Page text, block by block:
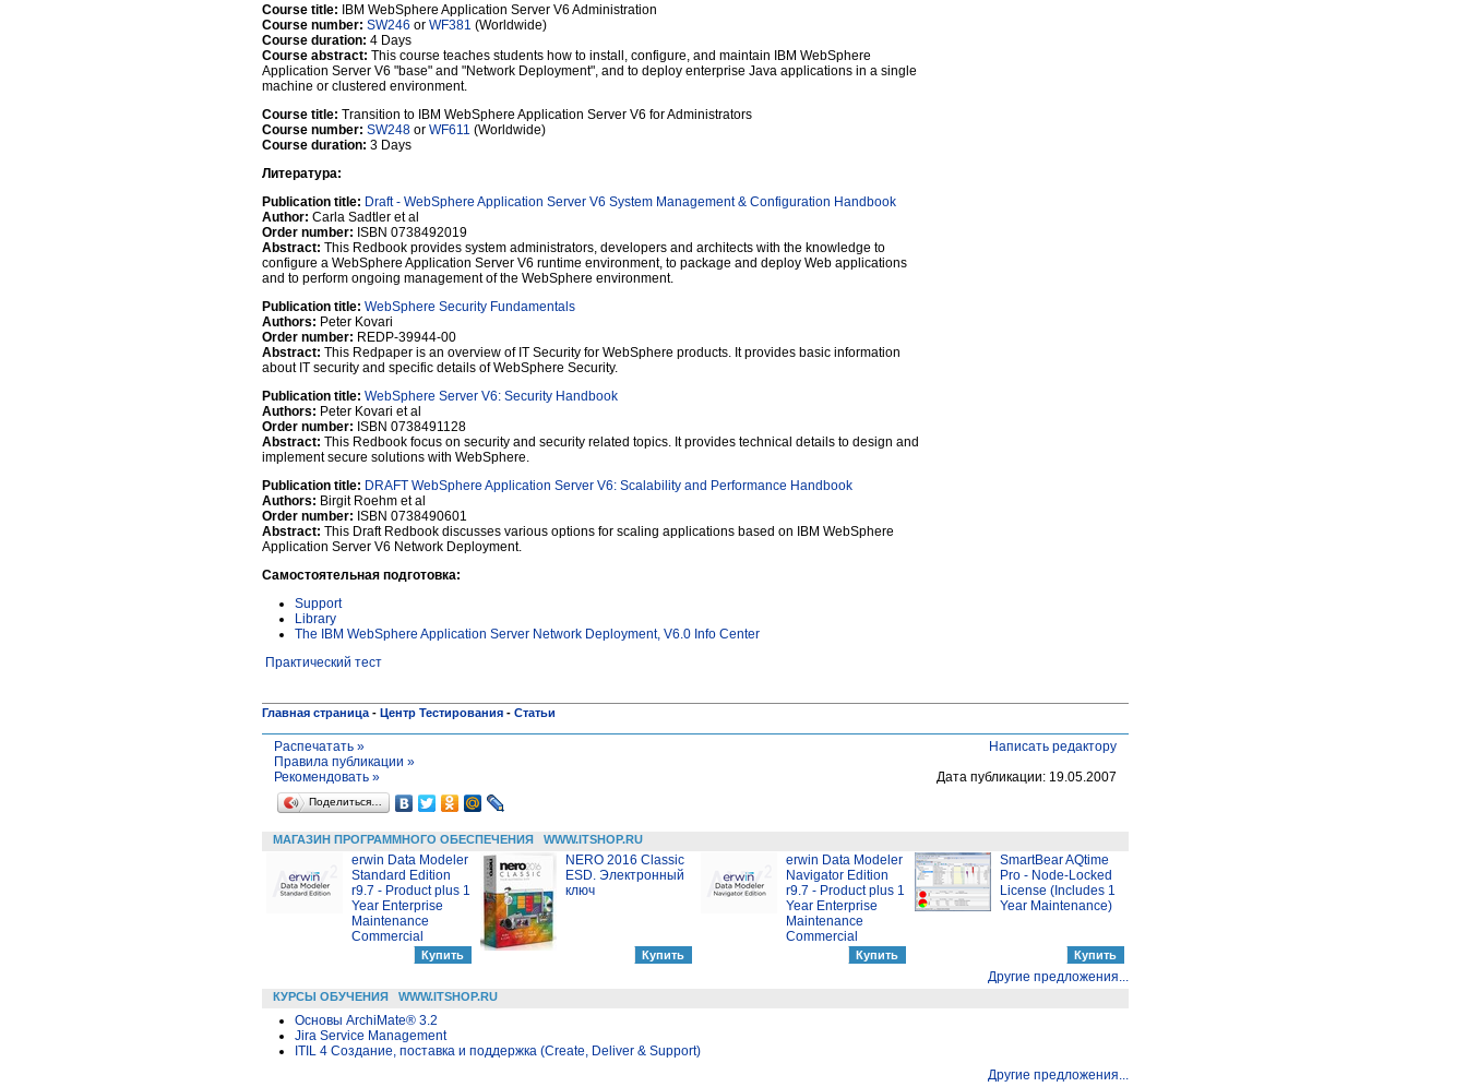
Course title:
IBM WebSphere Application Server V6 Administration
Course number: SW246 or WF381 (Worldwide)
Course duration: 4 Days
Course abstract: This course teaches students how to install, configure, and maintain IBM WebSphere
Application Server V6 "base" and "Network Deployment", and to deploy enterprise Java applications in a single
machine or clustered environment.
Course title: Transition to IBM WebSphere Application Server V6 for Administrators
Course number: SW248 or WF611 (Worldwide)
Course duration: 3 Days
Литература:
Publication title: Draft - WebSphere Application Server V6 System Management & Configuration Handbook
Author: Carla Sadtler et al
Order number: ISBN 0738492019
Abstract: This Redbook provides system administrators, developers and architects with the knowledge to
configure a WebSphere Application Server V6 runtime environment, to package and deploy Web applications
and to perform ongoing management of the WebSphere environment.
Publication title: WebSphere Security Fundamentals
Authors: Peter Kovari
Order number: REDP-39944-00
Abstract: This Redpaper is an overview of IT Security for WebSphere products. It provides basic information
about IT security and specific details of WebSphere Security.
Publication title: WebSphere Server V6: Security Handbook
Authors: Peter Kovari et al
Order number: ISBN 0738491128
Abstract: This Redbook focus on security and security related topics. It provides technical details to design and
implement secure solutions with WebSphere.
Publication title: DRAFT WebSphere Application Server V6: Scalability and Performance Handbook
Authors: Birgit Roehm et al
Order number: ISBN 0738490601
Abstract: This Draft Redbook discusses various options for scaling applications based on IBM WebSphere
Application Server V6 Network Deployment.
Самостоятельная подготовка:
Support
Library
The IBM WebSphere Application Server Network Deployment, V6.0 Info Center
Практический тест
Главная страница - Центр Тестирования - Статьи
Распечатать »
Правила публикации »
Написать редактору
Рекомендовать »
Дата публикации: 19.05.2007
Поделиться…
МАГАЗИН ПРОГРАММНОГО ОБЕСПЕЧЕНИЯ WWW.ITSHOP.RU
erwin Data Modeler
Standard Edition
r9.7 - Product plus 1
Year Enterprise
Maintenance
Commercial
NERO 2016 Classic
ESD. Электронный
ключ
erwin Data Modeler
Navigator Edition
r9.7 - Product plus 1
Year Enterprise
Maintenance
Commercial
SmartBear AQtime
Pro - Node-Locked
License (Includes 1
Year Maintenance)
Другие предложения...
КУРСЫ ОБУЧЕНИЯ WWW.ITSHOP.RU
Основы ArchiMate® 3.2
Jira Service Management
ITIL 4 Создание, поставка и поддержка (Create, Deliver & Support)
Другие предложения...